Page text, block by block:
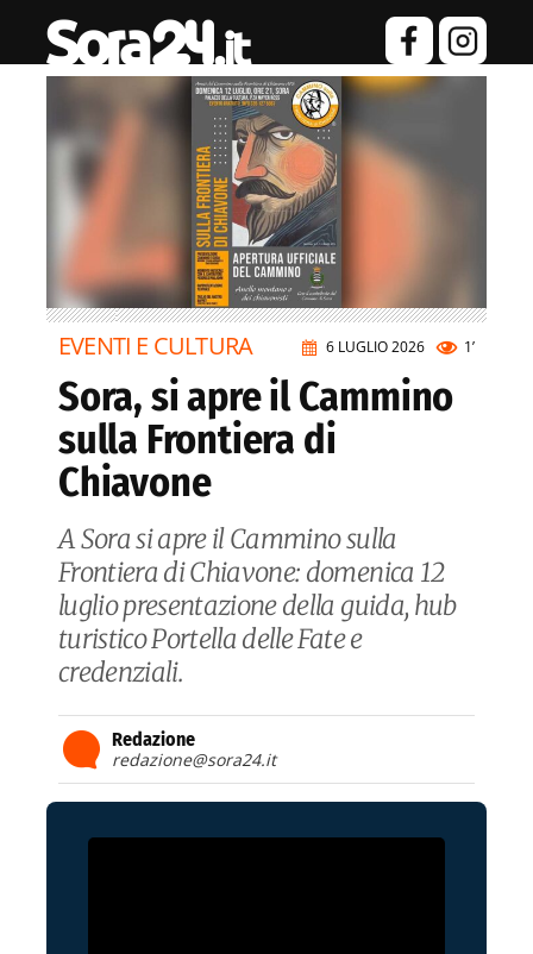
6 LUGLIO 2026 1’
EVENTI E CULTURA
Sora, si apre il Cammino
sulla Frontiera di
Chiavone
A Sora si apre il Cammino sulla
Frontiera di Chiavone: domenica 12
luglio presentazione della guida, hub
turistico Portella delle Fate e
credenziali.
Redazione
redazione@sora24.it